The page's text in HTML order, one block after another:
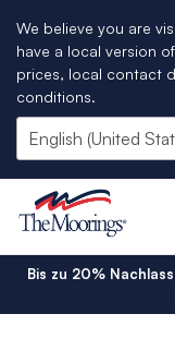
We believe you are
have a local version
prices, local contact
conditions.
Bis zu 20%